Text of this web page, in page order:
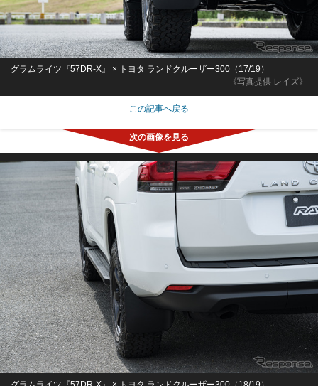
《写真提供 レイズ》
グラムライツ『57DR-X』 × トヨタ ランドクルーザー300（17/19）
この記事へ戻る